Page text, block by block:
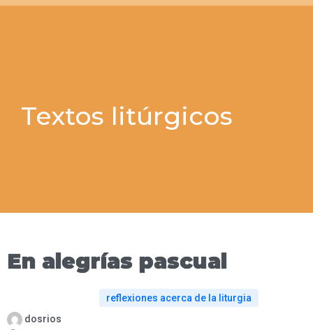
Textos litúrgicos
En alegrías pascual
dosrios
reflexiones acerca de la liturgia